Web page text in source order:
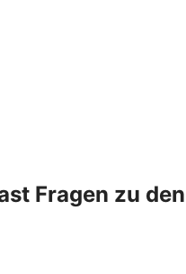
Fragen zu